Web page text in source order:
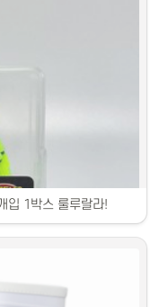
합니다.2. 품질이 좋고 튼
디자인으로 모든 취향을
물품을 보관할 수 있습니
한 사이즈를 제공합니다.
입 1박스 룰루랄라!